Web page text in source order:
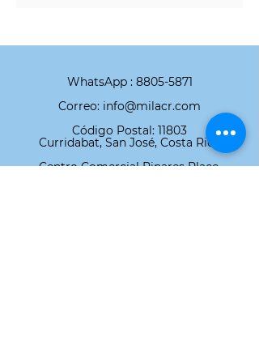
WhatsApp : 8805-5871
Correo: info@milacr.com
Código Postal: 11803
Curridabat, San José, Costa Rica
Centro Comercial Pinares Place,